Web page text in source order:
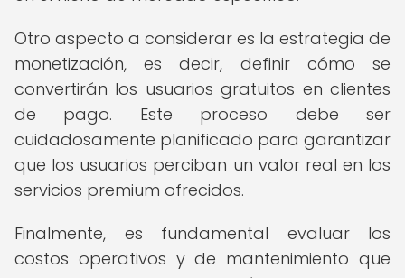
Otro aspecto a considerar es la estrategia de
monetización, es decir, definir cómo se
convertirán los usuarios gratuitos en clientes
de pago. Este proceso debe ser
cuidadosamente planificado para garantizar
que los usuarios perciban un valor real en los
servicios premium ofrecidos.
Finalmente, es fundamental evaluar los
costos operativos y de mantenimiento que